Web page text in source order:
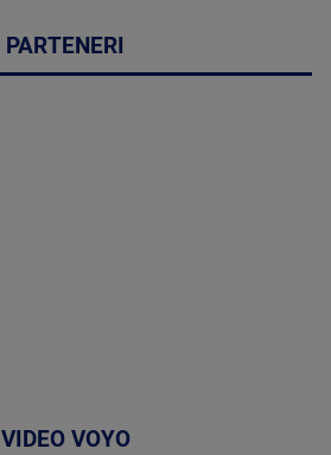
PARTENERI
VIDEO VOYO